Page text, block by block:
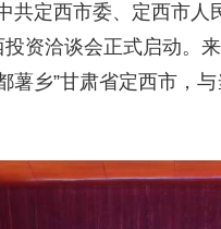
共定西市委、定西市
资洽谈会正式启动。
薯乡”甘肃省定西市，